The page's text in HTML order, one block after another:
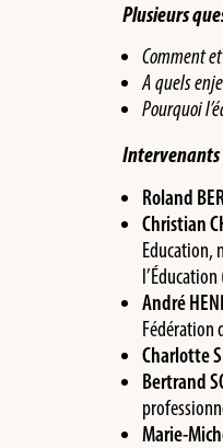
Plusieurs
Comment
A quels
Pourquoi
Intervenants
Roland
Christian
Education,
l’Éducation
André
Fédération
Charlotte
Bertrand
Marie-